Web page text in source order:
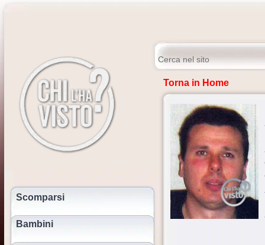
Scomparsi
Bambini
Torna in Home